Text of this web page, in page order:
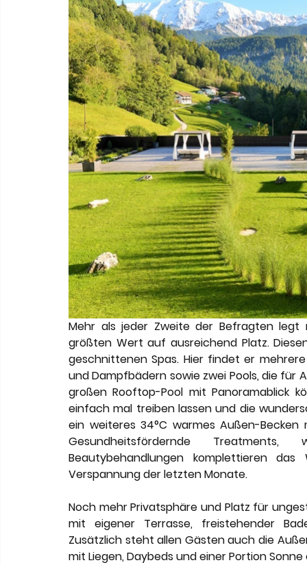
Mehr als jeder Zweite der Befragten legt
größten Wert auf ausreichend Platz.
geschnittenen Spas. Hier findet er
und Dampfbädern sowie zwei Pools, die für
großen Rooftop-Pool mit Panoramablick
einfach mal treiben lassen und die
ein weiteres 34°C warmes Außen-Becken
Gesundheitsfördernde
Beautybehandlungen komplettieren
Verspannung der letzten Monate.
Noch mehr Privatsphäre und Platz für
mit eigener Terrasse, freistehender
Zusätzlich steht allen Gästen auch die
mit Liegen, Daybeds und einer Portion